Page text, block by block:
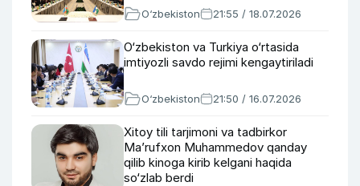
O‘zbekiston 21:55 / 18.07.2026
O‘zbekiston va Turkiya o‘rtasida
imtiyozli savdo rejimi kengaytiriladi
O‘zbekiston 21:50 / 16.07.2026
Xitoy tili tarjimoni va tadbirkor
Ma’rufxon Muhammedov qanday
qilib kinoga kirib kelgani haqida
so‘zlab berdi